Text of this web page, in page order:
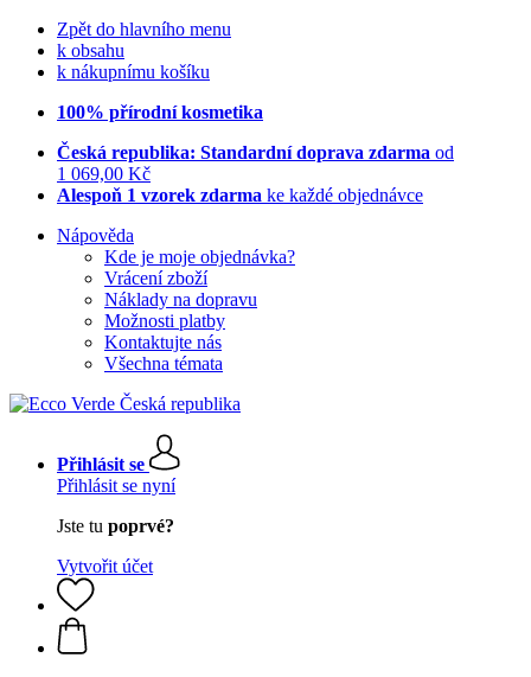
Zpět do hlavního menu
k obsahu
k nákupnímu košíku
100% přírodní kosmetika
Česká republika: Standardní doprava zdarma od
1 069,00 Kč
Alespoň 1 vzorek zdarma ke každé objednávce
Nápověda
Kde je moje objednávka?
Vrácení zboží
Náklady na dopravu
Možnosti platby
Kontaktujte nás
Všechna témata
Přihlásit se
Přihlásit se nyní
Jste tu poprvé?
Vytvořit účet